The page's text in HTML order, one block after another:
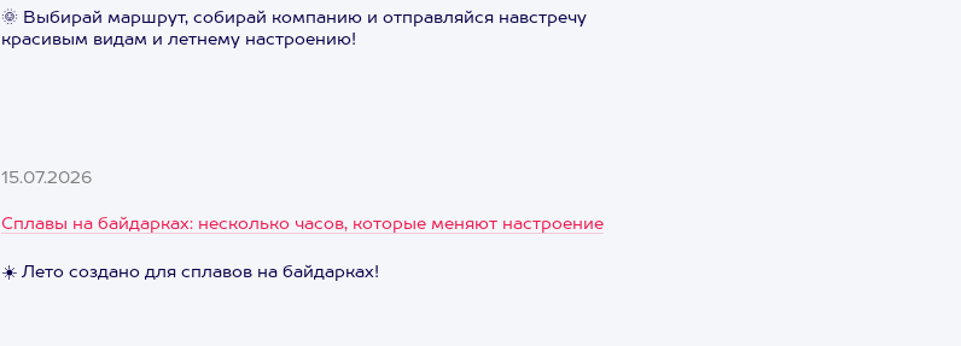
🌞 Выбирай маршрут, собирай компанию и отправляйся навстречу
красивым видам и летнему настроению!
15.07.2026
Сплавы на байдарках: несколько часов, которые меняют настроение
☀️ Лето создано для сплавов на байдарках!